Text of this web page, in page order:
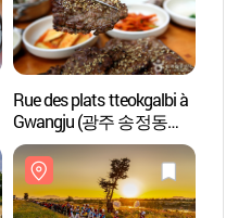
Rue des plats tteokgalbi à
Gwangju (광주 송정동
떡갈비 골목)